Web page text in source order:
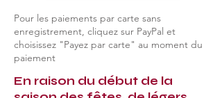
Pour les paiements par carte sans
enregistrement, cliquez sur PayPal et
choisissez "Payez par carte" au moment du
paiement
En raison du début de la